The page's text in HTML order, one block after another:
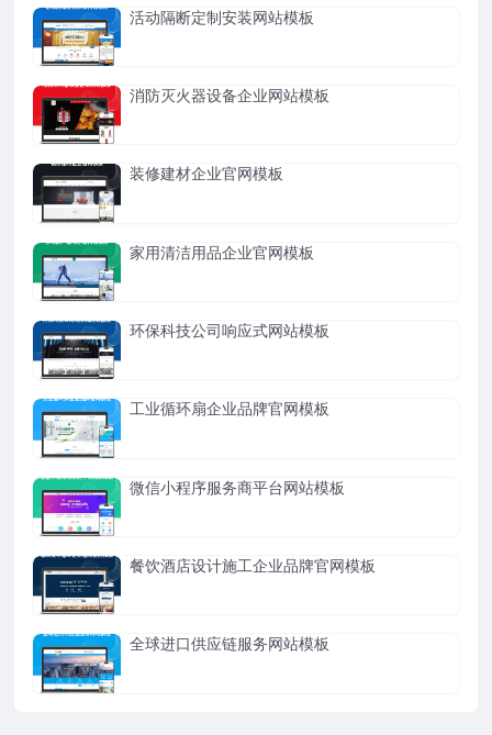
活动隔断定制安装网站模板
消防灭火器设备企业网站模板
装修建材企业官网模板
家用清洁用品企业官网模板
环保科技公司响应式网站模板
工业循环扇企业品牌官网模板
微信小程序服务商平台网站模板
餐饮酒店设计施工企业品牌官网模板
全球进口供应链服务网站模板